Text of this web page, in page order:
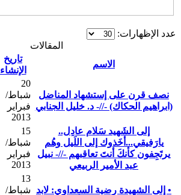
عدد الإظهارات:
المقالات
الاسم
تاريخ
الإنشاء
نصف قرن على إستشهاد المناضل
(ابراهيم الحكاك) -//- د. خليل الجنابي
20
شباط/
فبراير
2013
إلى الشَهيد سَلام عادِل..
يارَفيقي...أخَذوك إلى اللَيل وهُم
يرتَجِفون كأنكَ أنتَ تعاقبهم -//- نبيل
عبد الأمير الربيعي
15
شباط/
فبراير
2013
• إلى الشهيدة رضية السعداوي: لابد
13
شباط/